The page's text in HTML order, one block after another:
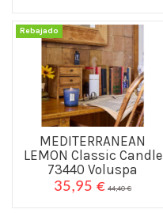
Rebajado
MEDITERRANEAN
LEMON Classic Candle
73440 Voluspa
35,95 € 44,40 €